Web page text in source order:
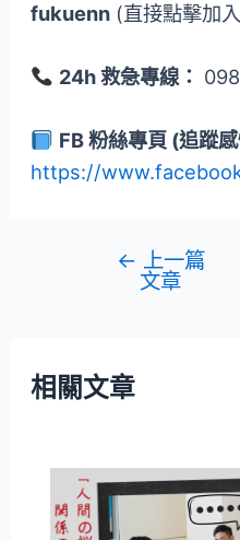
fukuenn (直接點擊加
24h 救急專線：
FB 粉絲專頁 (追蹤
https://
← 上一篇
文章
相關文章